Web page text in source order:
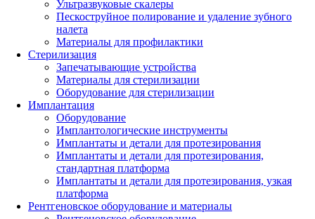
Ультразвуковые скалеры
Пескоструйное полирование и удаление зубного
налета
Материалы для профилактики
Стерилизация
Запечатывающие устройства
Материалы для стерилизации
Оборудование для стерилизации
Имплантация
Оборудование
Имплантологические инструменты
Имплантаты и детали для протезирования
Имплантаты и детали для протезирования,
стандартная платформа
Имплантаты и детали для протезирования, узкая
платформа
Рентгеновское оборудование и материалы